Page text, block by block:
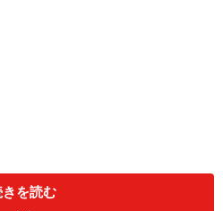
される格安チケットを『ジェ
が、今回導入される割引運賃
を読む